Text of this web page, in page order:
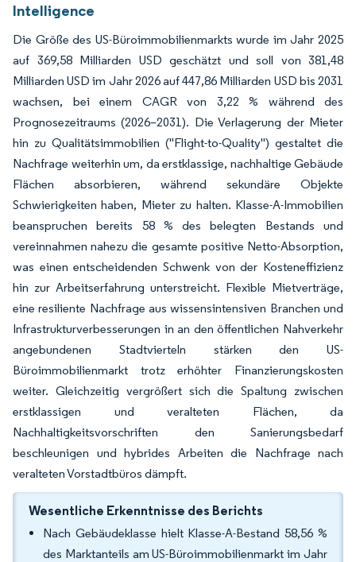
Intelligence
Die Größe des US-Büroimmobilienmarkts wurde im Jahr 2025
auf 369,58 Milliarden USD geschätzt und soll von 381,48
Milliarden USD im Jahr 2026 auf 447,86 Milliarden USD bis 2031
wachsen, bei einem CAGR von 3,22 % während des
Prognosezeitraums (2026–2031). Die Verlagerung der Mieter
hin zu Qualitätsimmobilien ("Flight-to-Quality") gestaltet die
Nachfrage weiterhin um, da erstklassige, nachhaltige Gebäude
Flächen absorbieren, während sekundäre Objekte
Schwierigkeiten haben, Mieter zu halten. Klasse-A-Immobilien
beanspruchen bereits 58 % des belegten Bestands und
vereinnahmen nahezu die gesamte positive Netto-Absorption,
was einen entscheidenden Schwenk von der Kosteneffizienz
hin zur Arbeitserfahrung unterstreicht. Flexible Mietverträge,
eine resiliente Nachfrage aus wissensintensiven Branchen und
Infrastrukturverbesserungen in an den öffentlichen Nahverkehr
angebundenen Stadtvierteln stärken den US-
Büroimmobilienmarkt trotz erhöhter Finanzierungskosten
weiter. Gleichzeitig vergrößert sich die Spaltung zwischen
erstklassigen und veralteten Flächen, da
Nachhaltigkeitsvorschriften den Sanierungsbedarf
beschleunigen und hybrides Arbeiten die Nachfrage nach
veralteten Vorstadtbüros dämpft.
Wesentliche Erkenntnisse des Berichts
Nach Gebäudeklasse hielt Klasse-A-Bestand 58,56 %
des Marktanteils am US-Büroimmobilienmarkt im Jahr